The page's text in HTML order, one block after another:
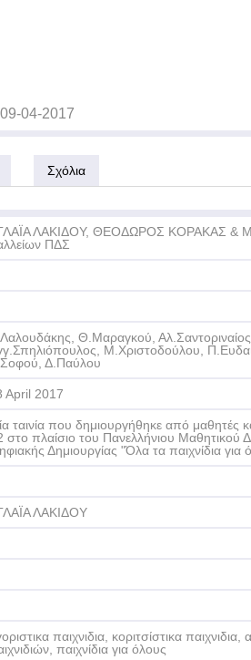
09-04-2017
Σχόλια
ΛΑΚΙΔΟΥ, ΘΕΟΔΩΡΟΣ ΚΟΡΑΚΑΣ &
ΠΔΣ
Θ.Μαραγκού, Αλ.Σαντοριναίος,
Μ.Χριστοδούλου,
Δ.Παύλου
April 2017
ταινία που δημιουργήθηκε από μαθητές
στο πλαίσιο του Πανελλήνιου Μαθητικού
Δημιουργίας "Όλα τα παιχνίδια για
ΛΑΚΙΔΟΥ
παιχνιδια, κοριτσίστικα παιχνιδια,
παιχνίδια για όλους